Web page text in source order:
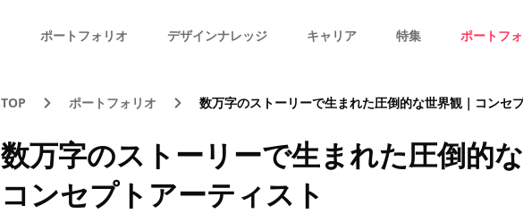
ポートフォリオ デザインナレッジ キャリア 特集 ポートフ
TOP ポートフォリオ 数万字のストーリーで生まれた圧倒的な世界観｜コンセ
数万字のストーリーで生まれた圧倒的
コンセプトアーティスト